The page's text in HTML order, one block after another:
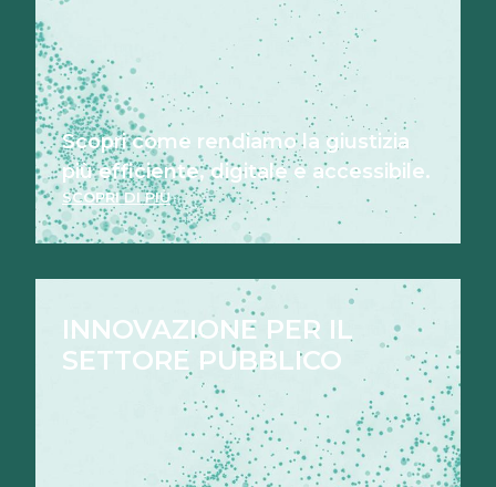
Scopri come rendiamo la giustizia
più efficiente, digitale e accessibile.
SCOPRI DI PIÙ
INNOVAZIONE PER IL
SETTORE PUBBLICO